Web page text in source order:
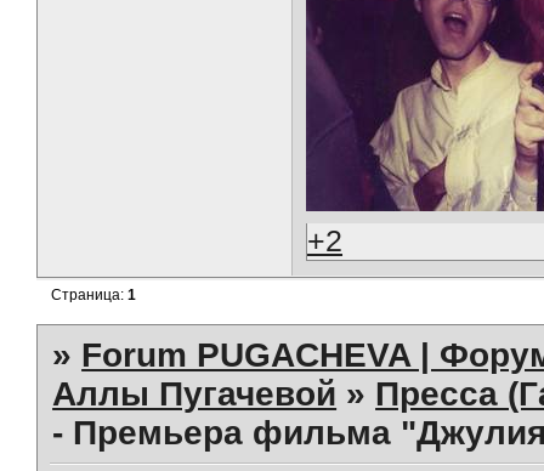
+2
Страница:1
» Forum PUGACHEVA |
Аллы Пугачевой » Пресса
- Премьера фильма